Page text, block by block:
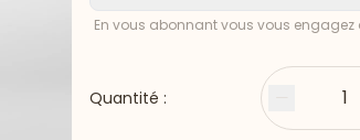
En vous abonnant vous vous
Quantité : Moins 1